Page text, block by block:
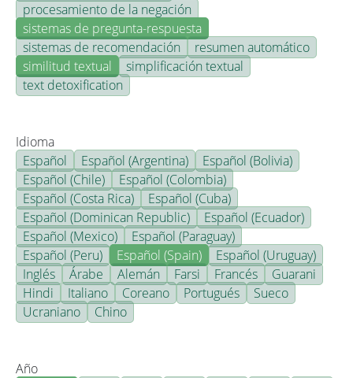
procesamiento de la negación
sistemas de pregunta-respuesta
sistemas de recomendación
resumen automático
similitud textual
simplificación textual
text detoxification
Idioma
Español
Español (Argentina)
Español (Bolivia)
Español (Chile)
Español (Colombia)
Español (Costa Rica)
Español (Cuba)
Español (Dominican Republic)
Español (Ecuador)
Español (Mexico)
Español (Paraguay)
Español (Peru)
Español (Spain)
Español (Uruguay)
Inglés
Árabe Alemán Farsi Francés
Guarani
Hindi
Italiano Coreano Portugués
Sueco
Ucraniano
Chino
Año